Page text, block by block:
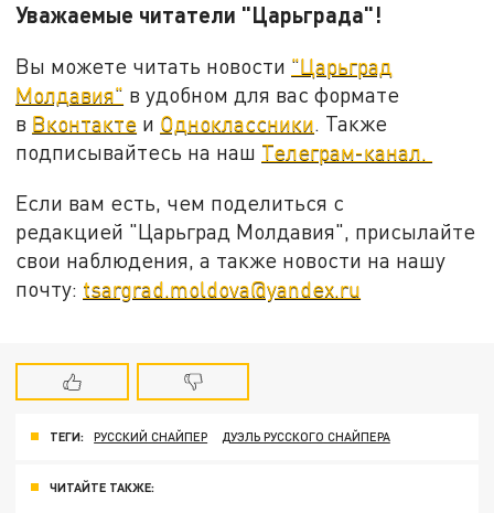
Уважаемые читатели "Царьграда"!
Вы можете читать новости "Царьград
Молдавия" в удобном для вас формате
в Вконтакте и Одноклассники. Также
подписывайтесь на наш Телеграм-канал.
Если вам есть, чем поделиться с
редакцией "Царьград Молдавия", присылайте
свои наблюдения, а также новости на нашу
почту: tsargrad.moldova@yandex.ru
ТЕГИ: РУССКИЙ СНАЙПЕР ДУЭЛЬ РУССКОГО СНАЙПЕРА
ЧИТАЙТЕ ТАКЖЕ: